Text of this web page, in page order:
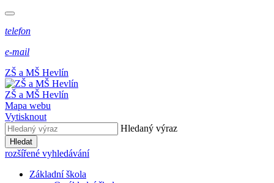
telefon
e-mail
ZŠ a MŠ Hevlín
ZŠ a MŠ Hevlín
Mapa webu
Vytisknout
Hledaný výraz
Hledat
rozšířené vyhledávání
Základní škola